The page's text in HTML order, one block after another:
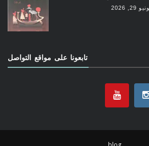
29, 2026
تابعونا على مواقع التواصل